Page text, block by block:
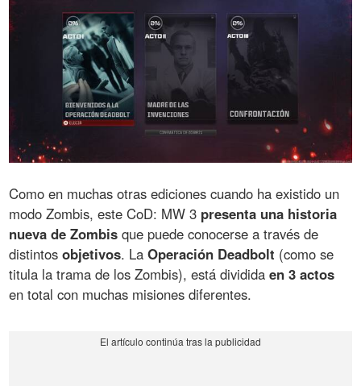
Como en muchas otras ediciones cuando ha existido un
modo Zombis, este CoD: MW 3 presenta una historia
nueva de Zombis que puede conocerse a través de
distintosobjetivos. LaOperación Deadbolt (como se
titula la trama de los Zombis), está divididaen 3 actos
en total con muchas misiones diferentes.